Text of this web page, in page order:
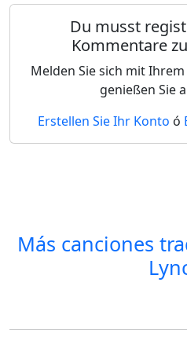
Du musst
Kommentare
Melden Sie sich mit
genießen Sie
Erstellen Sie Ihr Konto ó
Más canciones